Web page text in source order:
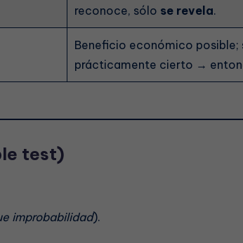
reconoce, sólo se revela.
Beneficio económico posible;
prácticamente cierto →
test)
improbabilidad).